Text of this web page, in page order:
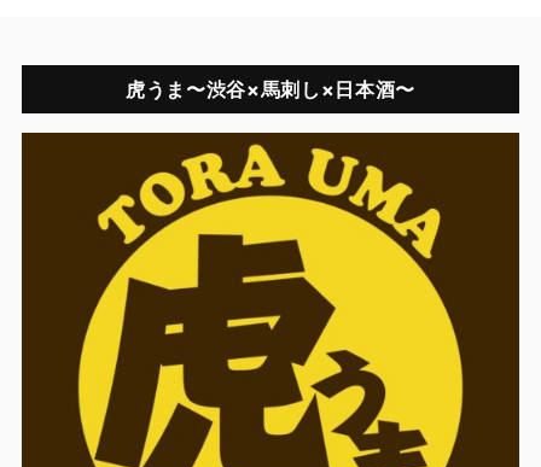
虎うま〜渋谷×馬刺し×日本酒〜